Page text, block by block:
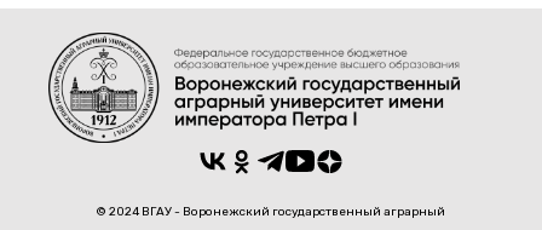
© 2024 ВГАУ - Воронежский государственный аграрный